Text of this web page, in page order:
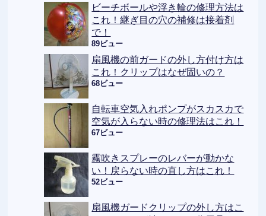
ビーチボールや浮き輪の修理方法は
これ！継ぎ目の穴の補修は接着剤
で！
89ビュー
扇風機の前ガードの外し方付け方は
これ！クリップはなぜ固いの？
68ビュー
自転車空気入れポンプがスカスカで
空気が入らない時の修理法はこれ！
67ビュー
霧吹きスプレーのレバーが動かな
い！戻らない時の直し方はこれ！
52ビュー
扇風機ガードクリップの外し方はこ